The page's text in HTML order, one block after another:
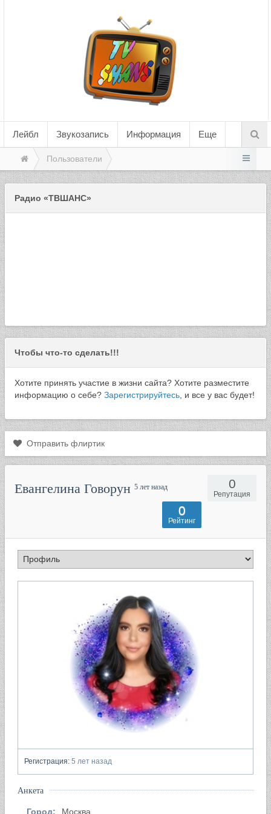
Лейбл Звукозапись Информация Еще
Пользователи
Радио «ТВШАНС»
Чтобы что-то сделать!!!
Хотите принять участие в жизни сайта? Хотите разместите
информацию о себе? Зарегистрируйтесь , и все у вас будет!
Отправить флиртик
Евангелина Говорун 5 лет назад 0
Репутация
0
Рейтинг
Регистрация: 5 лет назад
Анкета
Город: Москва